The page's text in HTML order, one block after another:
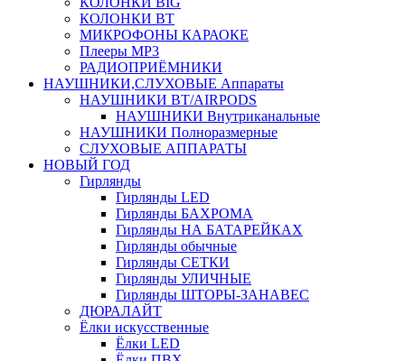
КОЛОНКИ BT
МИКРОФОНЫ КАРАОКЕ
Плееры MP3
РАДИОПРИЁМНИКИ
НАУШНИКИ,СЛУХОВЫЕ Аппараты
НАУШНИКИ BT/AIRPODS
НАУШНИКИ Внутриканальные
НАУШНИКИ Полноразмерные
СЛУХОВЫЕ АППАРАТЫ
НОВЫЙ ГОД
Гирлянды
Гирлянды LED
Гирлянды БАХРОМА
Гирлянды НА БАТАРЕЙКАХ
Гирлянды обычные
Гирлянды СЕТКИ
Гирлянды УЛИЧНЫЕ
Гирлянды ШТОРЫ-ЗАНАВЕС
ДЮРАЛАЙТ
Ёлки искусственные
Ёлки LED